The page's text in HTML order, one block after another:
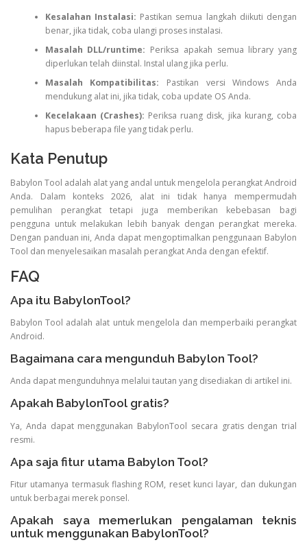
Kesalahan Instalasi: Pastikan semua langkah diikuti dengan
benar, jika tidak, coba ulangi proses instalasi.
Masalah DLL/runtime: Periksa apakah semua library yang
diperlukan telah diinstal. Instal ulang jika perlu.
Masalah Kompatibilitas: Pastikan versi Windows Anda
mendukung alat ini, jika tidak, coba update OS Anda.
Kecelakaan (Crashes): Periksa ruang disk, jika kurang, coba
hapus beberapa file yang tidak perlu.
Kata Penutup
Babylon Tool adalah alat yang andal untuk mengelola perangkat Android
Anda. Dalam konteks 2026, alat ini tidak hanya mempermudah
pemulihan perangkat tetapi juga memberikan kebebasan bagi
pengguna untuk melakukan lebih banyak dengan perangkat mereka.
Dengan panduan ini, Anda dapat mengoptimalkan penggunaan Babylon
Tool dan menyelesaikan masalah perangkat Anda dengan efektif.
FAQ
Apa itu BabylonTool?
Babylon Tool adalah alat untuk mengelola dan memperbaiki perangkat
Android.
Bagaimana cara mengunduh Babylon Tool?
Anda dapat mengunduhnya melalui tautan yang disediakan di artikel ini.
Apakah BabylonTool gratis?
Ya, Anda dapat menggunakan BabylonTool secara gratis dengan trial
resmi.
Apa saja fitur utama Babylon Tool?
Fitur utamanya termasuk flashing ROM, reset kunci layar, dan dukungan
untuk berbagai merek ponsel.
Apakah saya memerlukan pengalaman teknis
untuk menggunakan BabylonTool?